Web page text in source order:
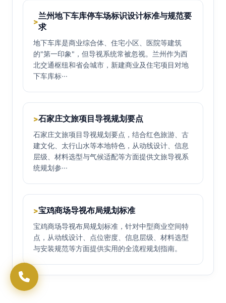
>
兰州地下车库停车场标识设计标准与规范要
求
地下车库是商业综合体、住宅小区、医院等建筑
的"第一印象"，但导视系统常被忽视。兰州作为西
北交通枢纽和省会城市，新建商业及住宅项目对地
下车库标···
>石家庄文旅项目导视规划要点
石家庄文旅项目导视规划要点，结合红色旅游、古
建文化、太行山水等本地特色，从动线设计、信息
层级、材料选型与气候适配等方面提供文旅导视系
统规划参···
>宝鸡商场导视布局规划标准
宝鸡商场导视布局规划标准，针对中型商业空间特
点，从动线设计、点位密度、信息层级、材料选型
与安装规范等方面提供实用的全流程规划指南。